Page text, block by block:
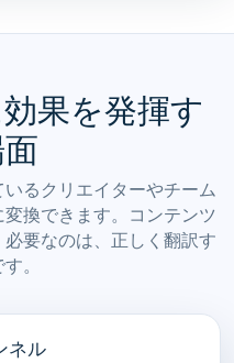
果を発揮す
るクリエイターやチーム
換できます。コンテンツ
要なのは、正しく翻訳す
。
ネル